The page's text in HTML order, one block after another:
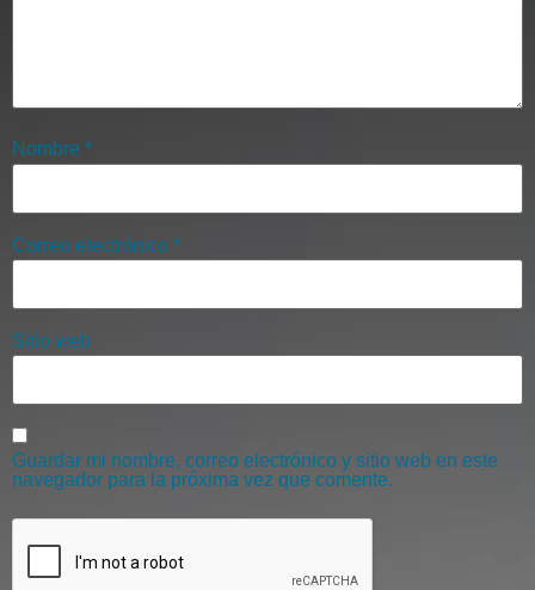
Nombre *
Correo electrónico *
Sitio web
Guardar mi nombre, correo electrónico y sitio web en este
navegador para la próxima vez que comente.